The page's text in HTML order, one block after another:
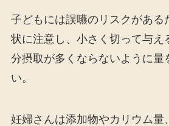
子どもには誤嚥のリスクがある
状に注意し、小さく切って与え
分摂取が多くならないように量
い。
妊婦さんは添加物やカリウム量